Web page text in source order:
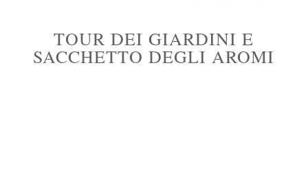
TOUR DEI GIARDINI E
SACCHETTO DEGLI AROMI